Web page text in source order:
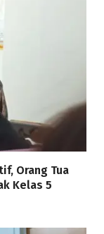
Orang Tua
Kelas 5